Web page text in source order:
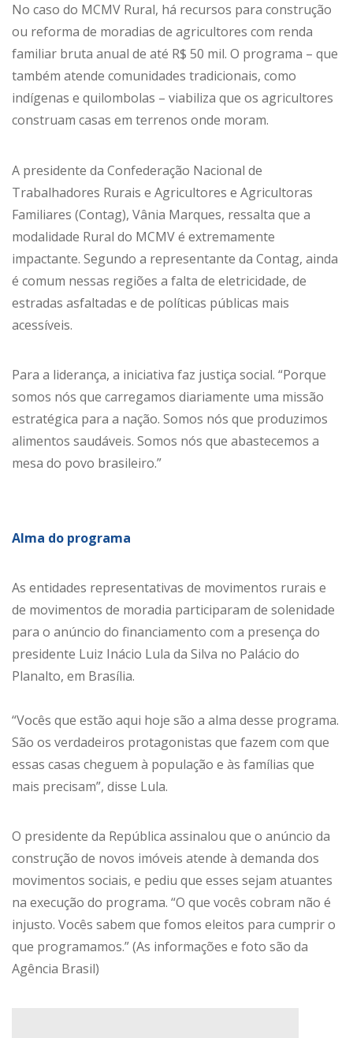
No caso do MCMV Rural, há recursos para construção
ou reforma de moradias de agricultores com renda
familiar bruta anual de até R$ 50 mil. O programa – que
também atende comunidades tradicionais, como
indígenas e quilombolas – viabiliza que os agricultores
construam casas em terrenos onde moram.
A presidente da Confederação Nacional de
Trabalhadores Rurais e Agricultores e Agricultoras
Familiares (Contag), Vânia Marques, ressalta que a
modalidade Rural do MCMV é extremamente
impactante. Segundo a representante da Contag, ainda
é comum nessas regiões a falta de eletricidade, de
estradas asfaltadas e de políticas públicas mais
acessíveis.
Para a liderança, a iniciativa faz justiça social. “Porque
somos nós que carregamos diariamente uma missão
estratégica para a nação. Somos nós que produzimos
alimentos saudáveis. Somos nós que abastecemos a
mesa do povo brasileiro.”
Alma do programa
As entidades representativas de movimentos rurais e
de movimentos de moradia participaram de solenidade
para o anúncio do financiamento com a presença do
presidente Luiz Inácio Lula da Silva no Palácio do
Planalto, em Brasília.
“Vocês que estão aqui hoje são a alma desse programa.
São os verdadeiros protagonistas que fazem com que
essas casas cheguem à população e às famílias que
mais precisam”, disse Lula.
O presidente da República assinalou que o anúncio da
construção de novos imóveis atende à demanda dos
movimentos sociais, e pediu que esses sejam atuantes
na execução do programa. “O que vocês cobram não é
injusto. Vocês sabem que fomos eleitos para cumprir o
que programamos.” (As informações e foto são da
Agência Brasil)